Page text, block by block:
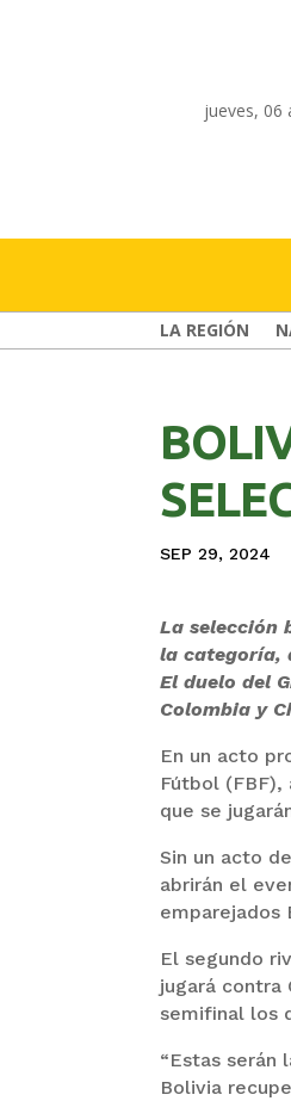
jueves, 06
LA REGIÓN
SEP 29, 2024
La selección
la categoría,
El duelo del
Colombia y
En un acto
Fútbol
que se
Sin un acto
abrirán el
emparejados
El segundo
jugará contra
semifinal los
“Estas serán
Bolivia